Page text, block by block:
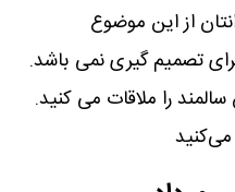
از این موضوع
تصمیم گیری نمی باشد.
را ملاقات می کنید.